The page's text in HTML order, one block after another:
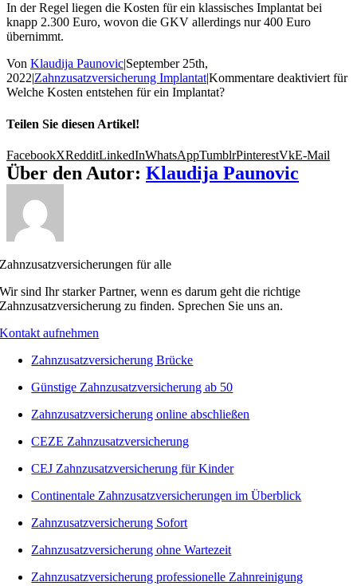
In der Regel liegen die Kosten für ein klassisches Implantat bei
knapp 2.300 Euro, wovon die GKV allerdings nur 400 Euro
übernimmt.
Von Klaudija Paunovic|September 25th,
2022|Zahnzusatzversicherung Implantat|Kommentare deaktiviertfür
Welche Kosten entstehen für ein Implantat?
Teilen Sie diesen Artikel!
FacebookXRedditLinkedInWhatsAppTumblrPinterestVkE-Mail
Über den Autor: Klaudija Paunovic
Zahnzusatzversicherungen für alle
Wir sind Ihr starker Partner, wenn es darum geht die richtige
Zahnzusatzversicherung zu finden. Sprechen Sie uns an.
Kontakt aufnehmen
Zahnzusatzversicherung Brücke
Günstige Zahnzusatzversicherung ab 50
Zahnzusatzversicherung online abschließen
CEZE Zahnzusatzversicherung
CEJ Zahnzusatzversicherung für Kinder
Continentale Zahnzusatzversicherungen im Überblick
Zahnzusatzversicherung Sofort
Zahnzusatzversicherung ohne Wartezeit
Zahnzusatzversicherung professionelle Zahnreinigung